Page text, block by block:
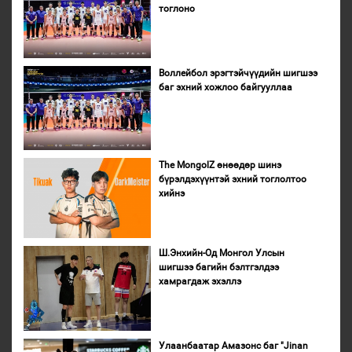
тоглоно
Воллейбол эрэгтэйчүүдийн шигшээ
баг эхний хожлоо байгууллаа
The MongolZ өнөөдөр шинэ
бүрэлдэхүүнтэй эхний тоглолтоо
хийнэ
Ш.Энхийн-Од Монгол Улсын
шигшээ багийн бэлтгэлдээ
хамрагдаж эхэллэ
Улаанбаатар Амазонс баг "Jinan